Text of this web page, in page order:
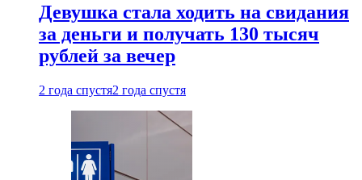
Девушка стала ходить на свидания
за деньги и получать 130 тысяч
рублей за вечер
2 года спустя2 года спустя